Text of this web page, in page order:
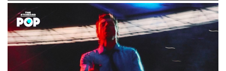
https://www.youtube.com/watch?
v=vPA0BmlNd20&feature=youtu.be
Season 6 Ep.5 – Of Monsters and Men
วงดนตรีจากไอซ์แลนด์ เจ้าของผลงานเพลง
Little Talks,